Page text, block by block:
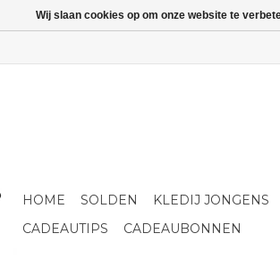
HOME SOLDEN KLEDIJ JONGENS
CADEAUTIPS
CADEAUBONNEN
Wij slaan cookies op om onze website te